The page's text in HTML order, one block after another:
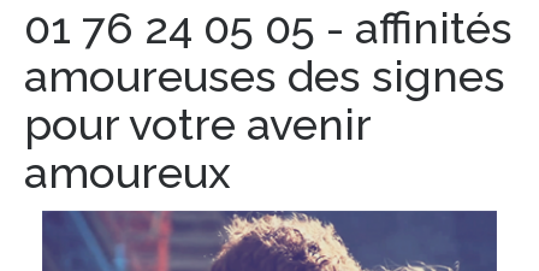
01 76 24 05 05 - affinités
amoureuses des signes
pour votre avenir
amoureux